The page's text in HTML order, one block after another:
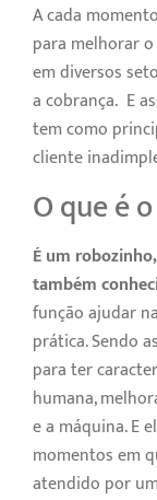
A cada
para melhorar
em diversos
a cobrança. E
tem como
cliente
O que é
É um
também
função ajudar
prática. Sendo
para ter
humana,
e a máquina. E
momentos em
atendido por